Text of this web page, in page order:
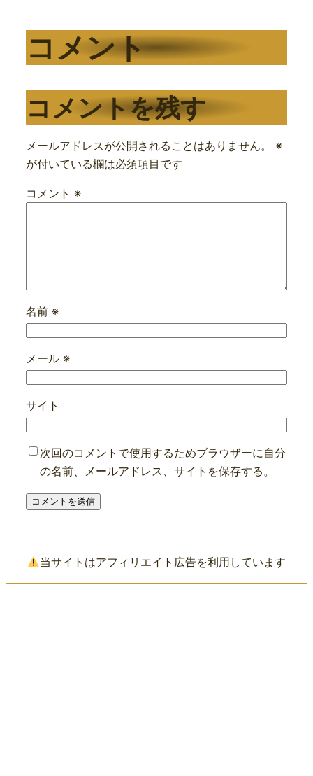
コメント
コメントを残す
メールアドレスが公開されることはありません。
※
が付いている欄は必須項目です
コメント ※
名前 ※
メール ※
サイト
次回のコメントで使用するためブラウザーに自分
の名前、メールアドレス、サイトを保存する。
当サイトはアフィリエイト広告を利用しています